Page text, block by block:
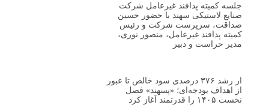
جلسه کمیته پدافند غیرعامل شرکت
صنایع لاستیکی سهند با حضور حسین
صداقت، سرپرست شرکت و رئیس
کمیته پدافند غیرعامل، منصور نوری،
مدیر حراست و دبیر
از رشد ۳۷۶ درصدی سود خالص تا عبور
از اهداف بودجه‌ای؛ «پسهند» فصل
نخست ۱۴۰۵ را قدرتمند آغاز کرد